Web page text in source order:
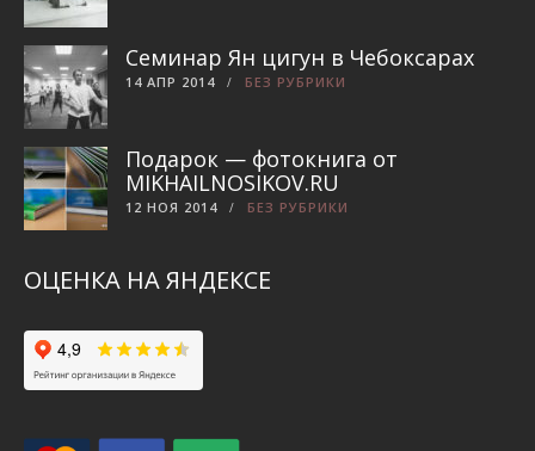
Семинар Ян цигун в Чебоксарах
14 АПР 2014 БЕЗ РУБРИКИ
Подарок — фотокнига от
MIKHAILNOSIKOV.RU
12 НОЯ 2014 БЕЗ РУБРИКИ
ОЦЕНКА НА ЯНДЕКСЕ